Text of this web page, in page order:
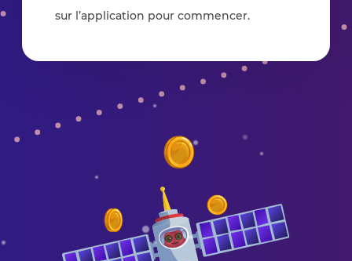
sur l’application pour commencer.